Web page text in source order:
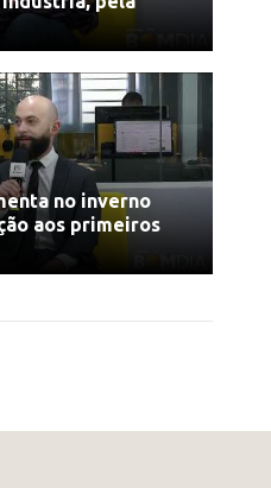
no inverno
aos primeiros